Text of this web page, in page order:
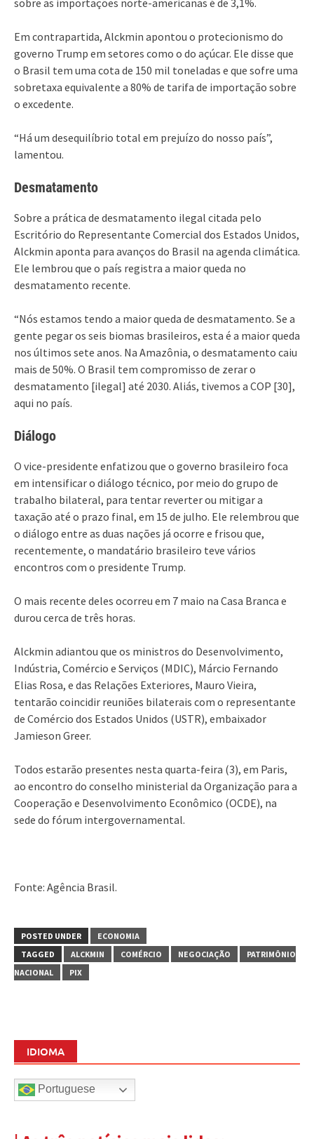
Em contrapartida, Alckmin apontou o protecionismo do
governo Trump em setores como o do açúcar. Ele disse que
o Brasil tem uma cota de 150 mil toneladas e que sofre uma
sobretaxa equivalente a 80% de tarifa de importação sobre
o excedente.
“Há um desequilíbrio total em prejuízo do nosso país”,
lamentou.
Desmatamento
Sobre a prática de desmatamento ilegal citada pelo
Escritório do Representante Comercial dos Estados Unidos,
Alckmin aponta para avanços do Brasil na agenda climática.
Ele lembrou que o país registra a maior queda no
desmatamento recente.
“Nós estamos tendo a maior queda de desmatamento. Se a
gente pegar os seis biomas brasileiros, esta é a maior queda
nos últimos sete anos. Na Amazônia, o desmatamento caiu
mais de 50%. O Brasil tem compromisso de zerar o
desmatamento [ilegal] até 2030. Aliás, tivemos a COP [30],
aqui no país.
Diálogo
O vice-presidente enfatizou que o governo brasileiro foca
em intensificar o diálogo técnico, por meio do grupo de
trabalho bilateral, para tentar reverter ou mitigar a
taxação até o prazo final, em 15 de julho. Ele relembrou que
o diálogo entre as duas nações já ocorre e frisou que,
recentemente, o mandatário brasileiro teve vários
encontros com o presidente Trump.
O mais recente deles ocorreu em 7 maio na Casa Branca e
durou cerca de três horas.
Alckmin adiantou que os ministros do Desenvolvimento,
Indústria, Comércio e Serviços (MDIC), Márcio Fernando
Elias Rosa, e das Relações Exteriores, Mauro Vieira,
tentarão coincidir reuniões bilaterais com o representante
de Comércio dos Estados Unidos (USTR), embaixador
Jamieson Greer.
Todos estarão presentes nesta quarta-feira (3), em Paris,
ao encontro do conselho ministerial da Organização para a
Cooperação e Desenvolvimento Econômico (OCDE), na
sede do fórum intergovernamental.
Fonte: Agência Brasil.
POSTED UNDER
ECONOMIA
TAGGED
ALCKMIN COMÉRCIO NEGOCIAÇÃO
PATRIMÔNIO
NACIONAL
PIX
IDIOMA
Portuguese